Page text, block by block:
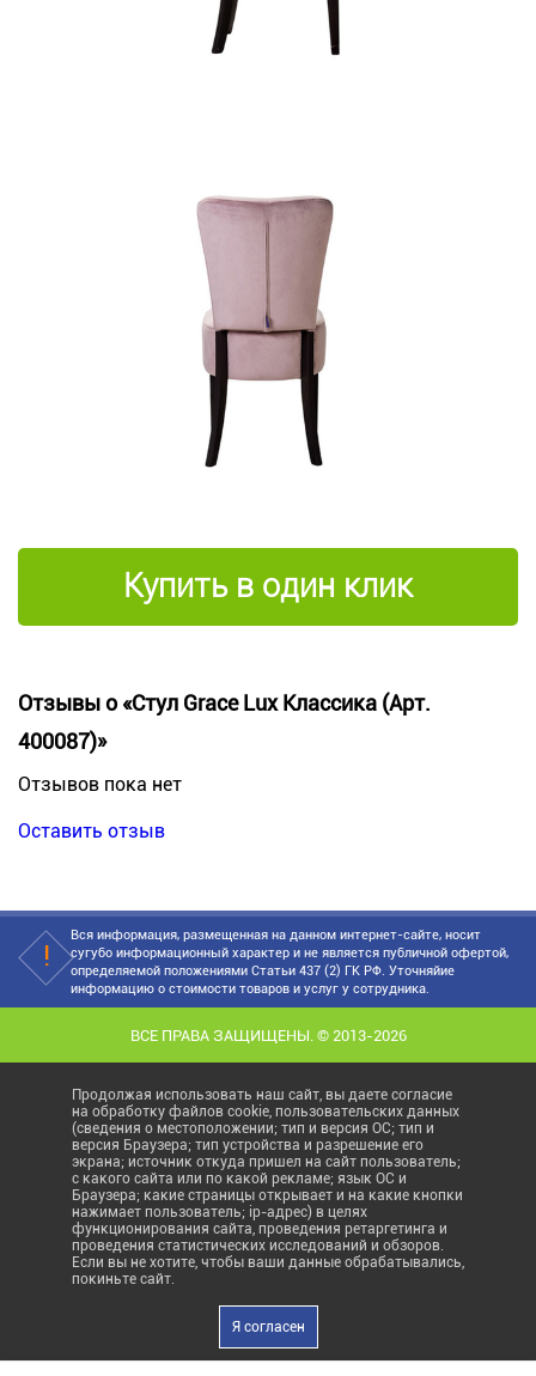
Купить в один клик
Отзывы о «Стул Grace Lux Классика (Арт.
400087)»
Отзывов пока нет
Оставить отзыв
Вся информация, размещенная на данном интернет-сайте, носит
сугубо информационный характер и не является публичной офертой,
определяемой положениями Статьи 437 (2) ГК РФ. Уточняйие
информацию о стоимости товаров и услуг у сотрудника.
ВСЕ ПРАВА ЗАЩИЩЕНЫ. © 2013-2026
Продолжая использовать наш сайт, вы даете согласие
на обработку файлов cookie, пользовательских данных
(сведения о местоположении; тип и версия ОС; тип и
версия Браузера; тип устройства и разрешение его
экрана; источник откуда пришел на сайт пользователь;
с какого сайта или по какой рекламе; язык ОС и
Браузера; какие страницы открывает и на какие кнопки
нажимает пользователь; ip-адрес) в целях
функционирования сайта, проведения ретаргетинга и
проведения статистических исследований и обзоров.
Если вы не хотите, чтобы ваши данные обрабатывались,
покиньте сайт.
Я согласен